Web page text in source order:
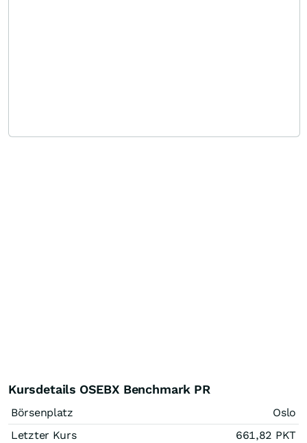
Kursdetails OSEBX Benchmark PR
Börsenplatz
Oslo
Letzter Kurs
661,82 PKT